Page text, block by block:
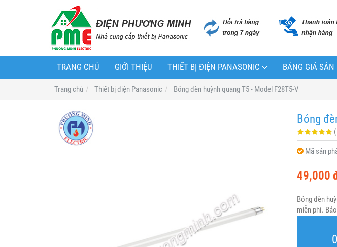
TRANG CHỦ GIỚI THIỆU THIẾT BỊ ĐIỆN PANASONIC BẢNG GIÁ SẢN
Trang chủ Thiết bị điện Panasonic Bóng đèn huỳnh quang T5 - Model F28T5-V
Bóng
(
Mã sản
49,000
Bóng đèn
miễn phí.